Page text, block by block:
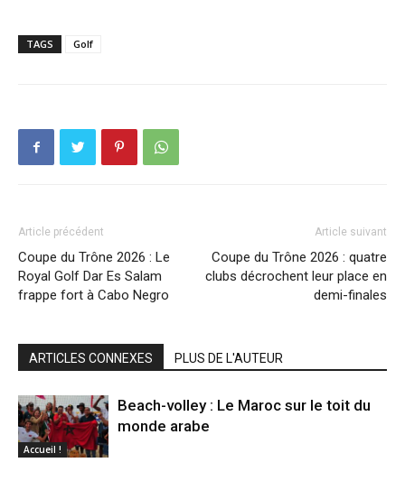
TAGS Golf
Article précédent
Coupe du Trône 2026 : Le
Royal Golf Dar Es Salam
frappe fort à Cabo Negro
Article suivant
Coupe du Trône 2026 : quatre
clubs décrochent leur place en
demi-finales
ARTICLES CONNEXES PLUS DE L'AUTEUR
Accueil !
Beach-volley : Le Maroc sur le toit du
monde arabe